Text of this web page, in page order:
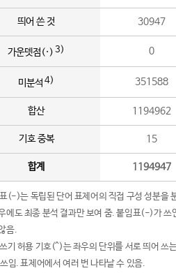
띄어 쓴 것 30947
가운뎃점(·) 3) 0
미분석 4) 351588
합산 1194962
기호 중복 15
합계 1194947
(-)는 독립된 단어 표제어의 직접 구성 성분을
에도 최종 분석 결과만 보여 줌. 붙임표(-)가
음.
기 허용 기호(^)는 좌우의 단위를 서로 띄어 쓰
임. 표제어에서 여러 번 나타날 수 있음.